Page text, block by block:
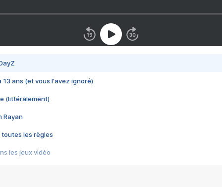
13 ans (et vous l'avez ignoré)
(littéralement)
Rayan
toutes les règles
les jeux vidéo